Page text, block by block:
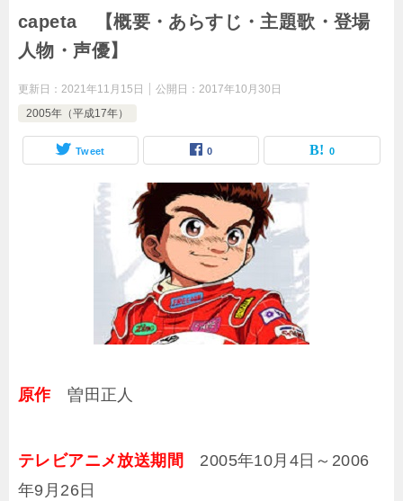
capeta 【概要・あらすじ・主題歌・登場
人物・声優】
更新日： 2021年11月15日 公開日： 2017年10月30日
2005年（平成17年）
Tweet 0 0
原作曽田正人
テレビアニメ放送期間 2005年10月4日～2006
年9月26日